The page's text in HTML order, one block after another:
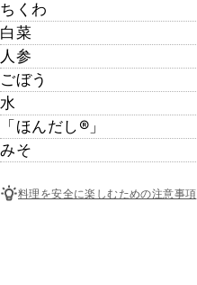
ちくわ
白菜
人参
ごぼう
水
「ほんだし®」
みそ
料理を安全に楽しむための注意事項